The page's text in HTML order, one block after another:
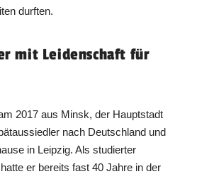
durften.
mit Leidenschaft für
2017 aus Minsk, der Hauptstadt
nach Deutschland und
in Leipzig. Als studierter
er bereits fast 40 Jahre in der